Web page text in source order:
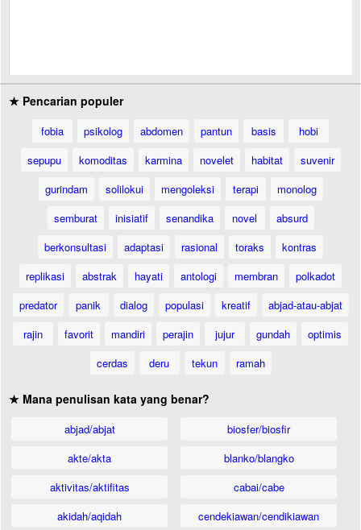
★ Pencarian populer
fobia psikolog abdomen pantun basis
hobi
sepupu
komoditas karmina novelet habitat
suvenir
gurindam
solilokui mengoleksi terapi
monolog
semburat
inisiatif senandika novel
absurd
berkonsultasi
adaptasi rasional toraks
kontras
replikasi
abstrak hayati antologi membran
polkadot
predator
panik dialog populasi kreatif
abjad-atau-abjat
rajin
favorit mandiri perajin jujur gundah
optimis
cerdas
deru tekun ramah
★ Mana penulisan kata yang benar?
abjad/abjat
akte/akta
aktivitas/aktifitas
akidah/aqidah
biosfer/biosfir
blanko/blangko
cabai/cabe
cendekiawan/cendikiawan